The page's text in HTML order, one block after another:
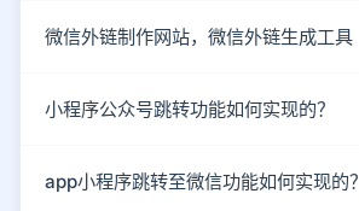
微信外链制作网站，微信外链生成工具
小程序公众号跳转功能如何实现的？
app小程序跳转至微信功能如何实现的？